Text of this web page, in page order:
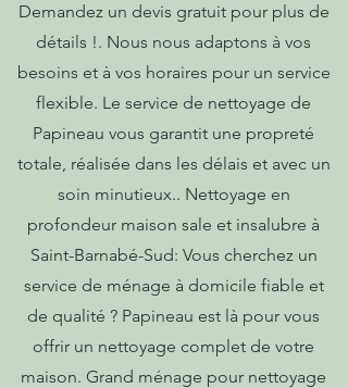
Demandez un devis gratuit pour plus de
détails !. Nous nous adaptons à vos
besoins et à vos horaires pour un service
flexible. Le service de nettoyage de
Papineau vous garantit une propreté
totale, réalisée dans les délais et avec un
soin minutieux.. Nettoyage en
profondeur maison sale et insalubre à
Saint-Barnabé-Sud: Vous cherchez un
service de ménage à domicile fiable et
de qualité ? Papineau est là pour vous
offrir un nettoyage complet de votre
maison. Grand ménage pour nettoyage